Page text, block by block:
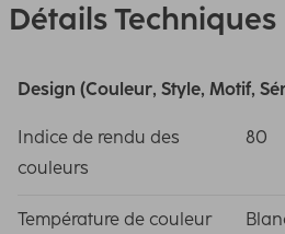
Détails Techniques
Design (Couleur, Style, Motif,
Indice de rendu des
couleurs
80
Température de couleur